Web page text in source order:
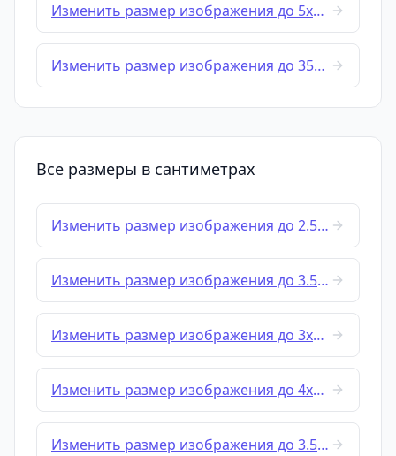
Изменить размер изображения до 5x5 cm
Изменить размер изображения до 35x45-mm
Все размеры в сантиметрах
Изменить размер изображения до 2.5x2.5 cm
Изменить размер изображения до 3.5x2.5 cm
Изменить размер изображения до 3x4 cm
Изменить размер изображения до 4x3 cm
Изменить размер изображения до 3.5x3.5 cm